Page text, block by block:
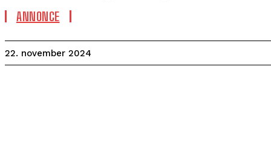
ANNONCE
22. november 2024